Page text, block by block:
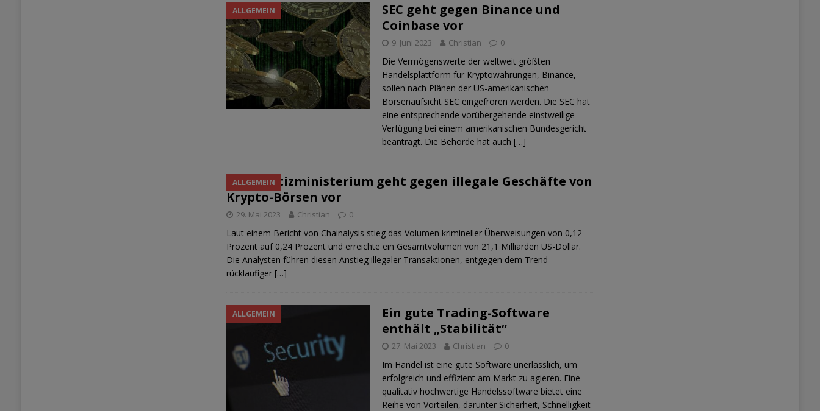
ALLGEMEIN
SEC geht gegen Binance und
Coinbase vor
9. Juni 2023 Christian 0
Die Vermögenswerte der weltweit größten
Handelsplattform für Kryptowährungen, Binance,
sollen nach Plänen der US-amerikanischen
Börsenaufsicht SEC eingefroren werden. Die SEC hat
eine entsprechende vorübergehende einstweilige
Verfügung bei einem amerikanischen Bundesgericht
beantragt. Die Behörde hat auch […]
ALLGEMEIN
US-Justizministerium geht gegen illegale Geschäfte von
Krypto-Börsen vor
29. Mai 2023 Christian 0
Laut einem Bericht von Chainalysis stieg das Volumen krimineller Überweisungen von 0,12
Prozent auf 0,24 Prozent und erreichte ein Gesamtvolumen von 21,1 Milliarden US-Dollar.
Die Analysten führen diesen Anstieg illegaler Transaktionen, entgegen dem Trend
rückläufiger […]
ALLGEMEIN
Ein gute Trading-Software
enthält „Stabilität“
27. Mai 2023 Christian 0
Im Handel ist eine gute Software unerlässlich, um
erfolgreich und effizient am Markt zu agieren. Eine
qualitativ hochwertige Handelssoftware bietet eine
Reihe von Vorteilen, darunter Sicherheit, Schnelligkeit